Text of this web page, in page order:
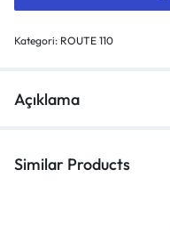
Kategori: ROUTE 110
Açıklama
Similar Products